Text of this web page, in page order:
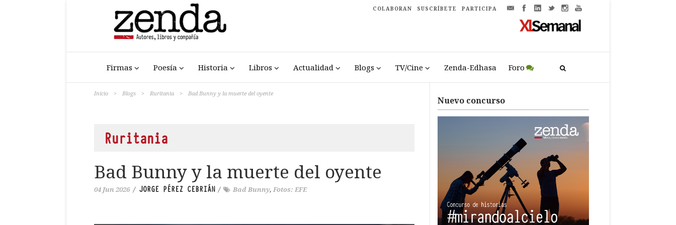
COLABORAN SUSCRÍBETE PARTICIPA
Firmas Poesía Historia Libros Actualidad Blogs TV/Cine Zenda-Edhasa Foro
Inicio > Blogs > Ruritania > Bad Bunny y la muerte del oyente
Ruritania
Bad Bunny y la muerte del oyente
04 Jun 2026 / JORGE PÉREZ CEBRIÁN / Bad Bunny, Fotos: EFE
Nuevo concurso